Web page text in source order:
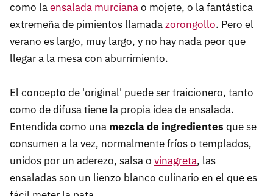
como laensalada murcianao mojete, o la fantástica
extremeña de pimientos llamadazorongollo. Pero el
verano es largo, muy largo, y no hay nada peor que
llegar a la mesa con aburrimiento.
El concepto de 'original' puede ser traicionero, tanto
como de difusa tiene la propia idea de ensalada.
Entendida como una mezcla de ingredientes que se
consumen a la vez, normalmente fríos o templados,
unidos por un aderezo, salsa o vinagreta, las
ensaladas son un lienzo blanco culinario en el que es